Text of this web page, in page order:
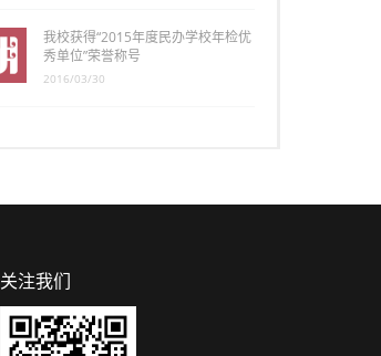
我校获得“2015年度民办学校年检优
秀单位”荣誉称号
2016/03/30
关注我们